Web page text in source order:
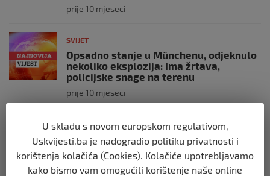
prije 10 mjeseci
SVIJET
Opsadno stanje u Münchenu, odjeknulo
nekoliko eksplozija: Ima žrtava,
policijske snage na terenu
prije 10 mjeseci
SVIJET
Putin: Spremni smo vojno uzvratiti
Zapadu
U skladu s novom europskom regulativom,
Uskvijesti.ba je nadogradio politiku privatnosti i
korištenja kolačića (Cookies). Kolačiće upotrebljavamo
kako bismo vam omogućili korištenje naše online